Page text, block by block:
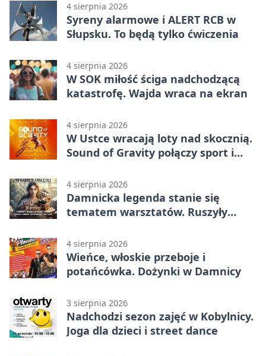
4 sierpnia 2026
Syreny alarmowe i ALERT RCB w
Słupsku. To będą tylko ćwiczenia
4 sierpnia 2026
W SOK miłość ściga nadchodzącą
katastrofę. Wajda wraca na ekran
4 sierpnia 2026
W Ustce wracają loty nad skocznią.
Sound of Gravity połączy sport i
4 sierpnia 2026
Damnicka legenda stanie się
tematem warsztatów. Ruszyły
4 sierpnia 2026
Wieńce, włoskie przeboje i
potańcówka. Dożynki w Damnicy
3 sierpnia 2026
Nadchodzi sezon zajęć w Kobylnicy.
Joga dla dzieci i street dance